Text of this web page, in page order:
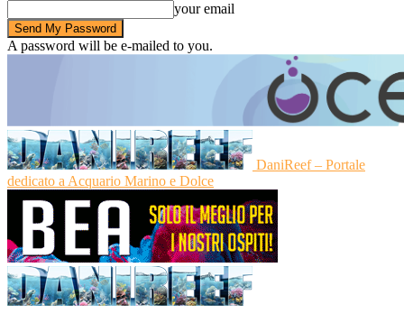
your email
A password will be e-mailed to you.
DaniReef – Portale
dedicato a Acquario Marino e Dolce